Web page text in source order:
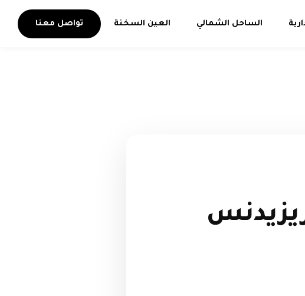
الساحل الشمالي العين السخنة تواصل معنا